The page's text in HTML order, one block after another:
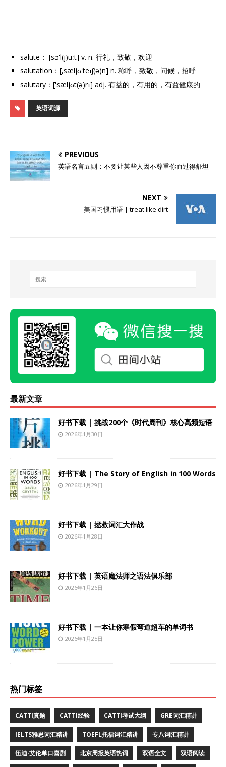
salute： [sə'l(j)uːt] v. n. 行礼，致敬，欢迎
salutation：[,sæljʊ'teɪʃ(ə)n] n. 称呼，致敬，问候，招呼
salutary：['sæljʊt(ə)rɪ] adj. 有益的，有用的，有益健康的
英语词源
PREVIOUS
英语名言五则：不要让某些人因不尊重你而过得舒坦
NEXT
美国习惯用语 | treat like dirt
最新文章
好书下载 | 挑战200个《时代周刊》核心高频短语
2026年1月30日
好书下载 | The Story of English in 100 Words
2026年1月29日
好书下载 | 拯救词汇大作战
2026年1月28日
好书下载 | 英语魔法师之语法俱乐部
2026年1月26日
好书下载 | 一本让你寒假弯道超车的单词书
2026年1月25日
热门标签
CATTI真题 CATTI经验 CATTI考试大纲 GRE词汇精讲
IELTS雅思词汇精讲 TOEFL托福词汇精讲 专八词汇精讲
伍迪·艾伦单口喜剧 北京周报英语热词 双语全文 双语阅读